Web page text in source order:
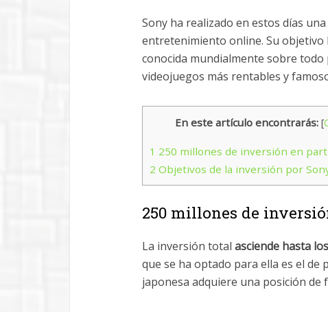
Sony ha realizado en estos días
entretenimiento online. Su objetivo
conocida mundialmente sobre
videojuegos más rentables y
En este artículo encontrarás: [
1 250 millones de inversión en
2 Objetivos de la inversión por
250 millones de
La inversión total asciende hasta
que se ha optado para ella es el de
japonesa adquiere una posición